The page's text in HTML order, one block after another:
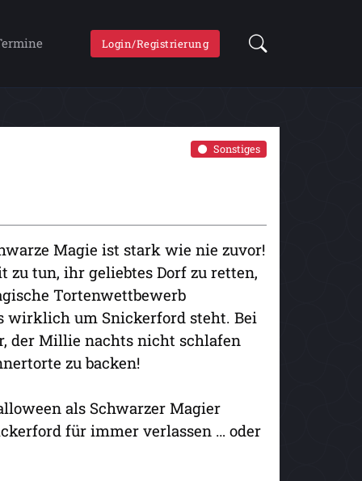
Login/Registrierung
Sonstiges
Magie ist stark wie nie zuvor!
tun, ihr geliebtes Dorf zu retten,
Tortenwettbewerb
wirklich um Snickerford steht. Bei
der Millie nachts nicht schlafen
zu backen!
als Schwarzer Magier
für immer verlassen … oder